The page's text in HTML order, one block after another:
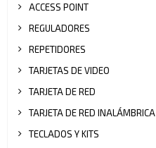
ACCESS POINT
REGULADORES
REPETIDORES
TARJETAS DE VIDEO
TARJETA DE RED
TARJETA DE RED INALÁMBRICA
TECLADOS Y KITS